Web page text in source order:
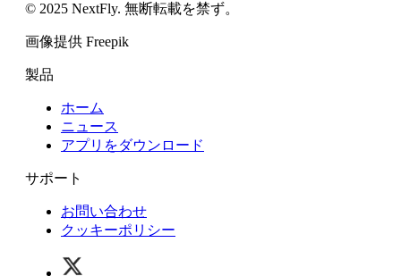
© 2025 NextFly. 無断転載を禁ず。
画像提供 Freepik
製品
ホーム
ニュース
アプリをダウンロード
サポート
お問い合わせ
クッキーポリシー